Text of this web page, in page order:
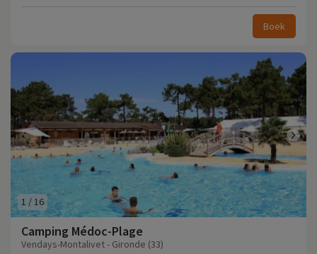
Boek
1 /16
Camping Médoc-Plage
Vendays-Montalivet - Gironde (33)